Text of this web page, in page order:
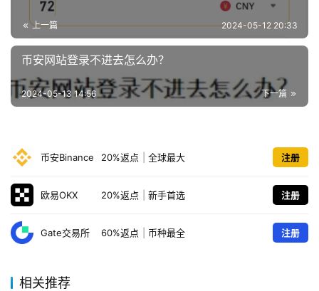
上一篇 2024-05-12 20:33
币安网站登录不进去怎么办？
下一篇
2024-05-13 14:56
币安Binance 20%返点 全球最大 注册
欧易OKX 20%返点 新手首选 注册
Gate交易所 60%返点 币种最全 注册
相关推荐